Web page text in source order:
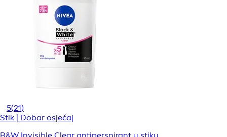
5(21)
Stik | Dobar osjećaj